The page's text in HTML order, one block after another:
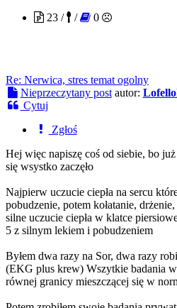
23 /
/ 0
Re: Nerwica, stres temat ogolny
Nieprzeczytany post autor:
Cytuj
Zgłoś
Hej więc napiszę coś od siebie, bo
się wsystko zaczęło
Najpierw uczucie ciepła na sercu
pobudzenie, potem kołatanie,
silne uczucie ciepła w klatce
5 z silnym lekiem i pobudzeniem
Byłem dwa razy na Sor, dwa razy
(EKG plus krew) Wszytkie badania
równej granicy mieszczącej się w